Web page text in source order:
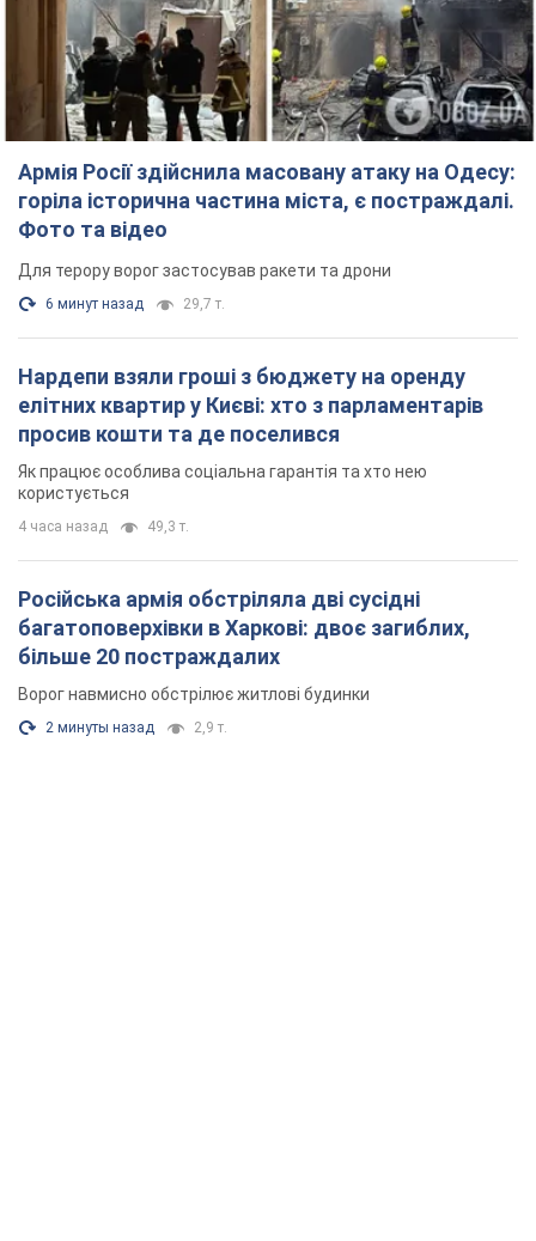
Армія Росії здійснила масовану атаку на Одесу:
горіла історична частина міста, є постраждалі.
Фото та відео
Для терору ворог застосував ракети та дрони
6 минут назад 29,7 т.
Нардепи взяли гроші з бюджету на оренду
елітних квартир у Києві: хто з парламентарів
просив кошти та де поселився
Як працює особлива соціальна гарантія та хто нею
користується
4 часа назад 49,3 т.
Російська армія обстріляла дві сусідні
багатоповерхівки в Харкові: двоє загиблих,
більше 20 постраждалих
Ворог навмисно обстрілює житлові будинки
2 минуты назад 2,9 т.